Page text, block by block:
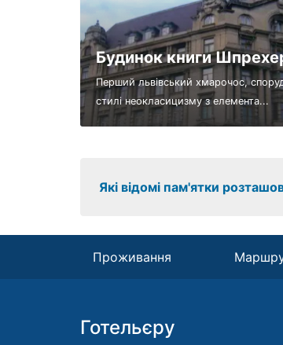
Будинок книги
Перший львівський хмарочос,
стилі неокласицизму з елемента...
Які відомі пам'ятки
Проживання
Готельєру